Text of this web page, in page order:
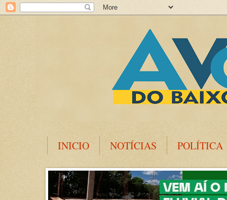
INICIO NOTÍCIAS POLÍTICA